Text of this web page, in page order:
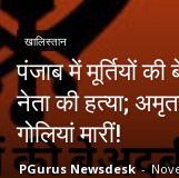
खालिस्तान
पंजाब में मूर्तियों
नेता की हत्या;
गोलियां मारीं!
PGurus Newsdesk -